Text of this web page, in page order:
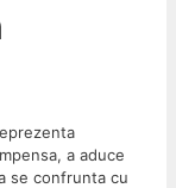
a aduce
se confrunta cu